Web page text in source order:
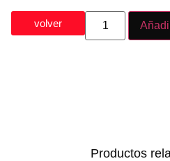
volver
Productos